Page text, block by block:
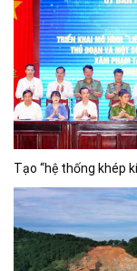
Tạo “hệ thống khép